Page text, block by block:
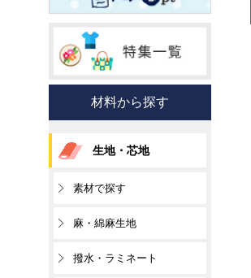
材料から探す
生地・芯地
素材で探す
麻・綿麻生地
撥水・ラミネート